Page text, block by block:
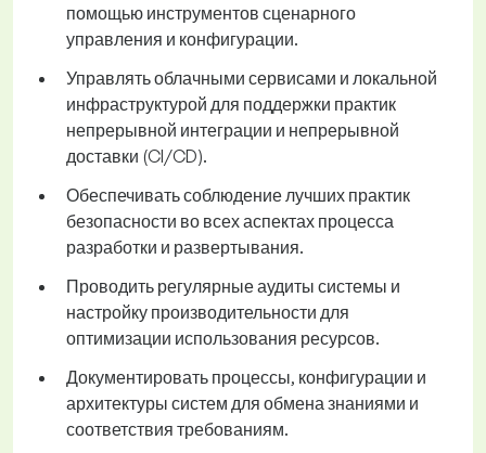
помощью инструментов сценарного
управления и конфигурации.
Управлять облачными сервисами и локальной
инфраструктурой для поддержки практик
непрерывной интеграции и непрерывной
доставки (CI/CD).
Обеспечивать соблюдение лучших практик
безопасности во всех аспектах процесса
разработки и развертывания.
Проводить регулярные аудиты системы и
настройку производительности для
оптимизации использования ресурсов.
Документировать процессы, конфигурации и
архитектуры систем для обмена знаниями и
соответствия требованиям.